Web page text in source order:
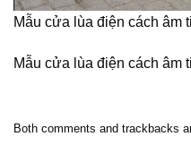
Mẫu cửa lùa điện cách âm
Mẫu cửa lùa điện cách âm
Both comments and trackbacks